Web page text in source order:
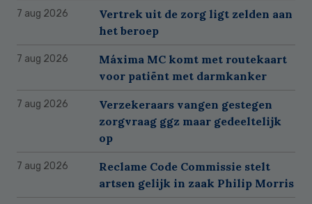
7 aug 2026
Vertrek uit de zorg ligt zelden aan
het beroep
7 aug 2026
Máxima MC komt met routekaart
voor patiënt met darmkanker
7 aug 2026
Verzekeraars vangen gestegen
zorgvraag ggz maar gedeeltelijk
op
7 aug 2026
Reclame Code Commissie stelt
artsen gelijk in zaak Philip Morris